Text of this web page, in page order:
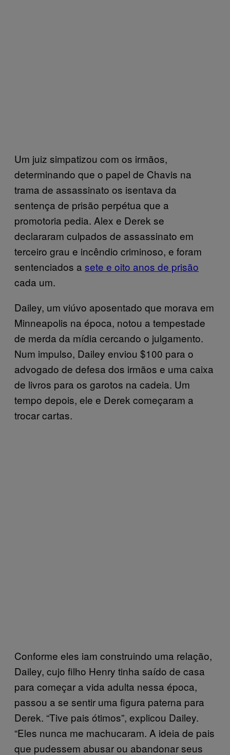
Um juiz simpatizou com os irmãos,
determinando que o papel de Chavis na
trama de assassinato os isentava da
sentença de prisão perpétua que a
promotoria pedia. Alex e Derek se
declararam culpados de assassinato em
terceiro grau e incêndio criminoso, e foram
sentenciados a sete e oito anos de prisão
cada um.
Dailey, um viúvo aposentado que morava em
Minneapolis na época, notou a tempestade
de merda da mídia cercando o julgamento.
Num impulso, Dailey enviou $100 para o
advogado de defesa dos irmãos e uma caixa
de livros para os garotos na cadeia. Um
tempo depois, ele e Derek começaram a
trocar cartas.
Conforme eles iam construindo uma relação,
Dailey, cujo filho Henry tinha saído de casa
para começar a vida adulta nessa época,
passou a se sentir uma figura paterna para
Derek. “Tive pais ótimos”, explicou Dailey.
“Eles nunca me machucaram. A ideia de pais
que pudessem abusar ou abandonar seus